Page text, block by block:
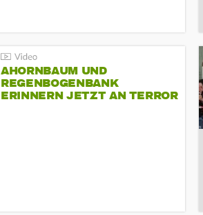
AHORNBAUM UND
REGENBOGENBANK
ERINNERN JETZT AN TERROR